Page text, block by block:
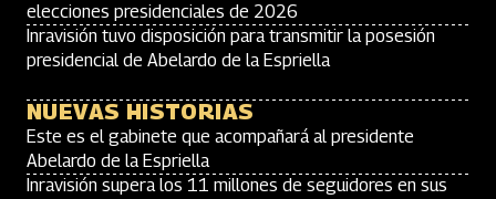
elecciones presidenciales de 2026
Inravisión tuvo disposición para transmitir la posesión
presidencial de Abelardo de la Espriella
NUEVAS HISTORIAS
Este es el gabinete que acompañará al presidente
Abelardo de la Espriella
Inravisión supera los 11 millones de seguidores en sus